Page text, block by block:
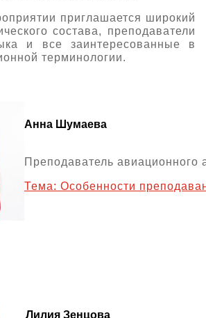
приглашается широкий
состава, преподаватели
и все заинтересованные в
терминологии.
Анна Шумаева
Преподаватель авиационного
Тема: Особенности
Лилия Зенцова